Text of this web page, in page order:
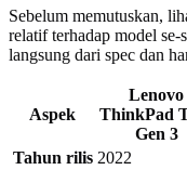
Sebelum memutuskan,
relatif terhadap model
langsung dari spec dan
Aspek
Lenovo
ThinkPad
Gen 3
Tahun rilis 2022